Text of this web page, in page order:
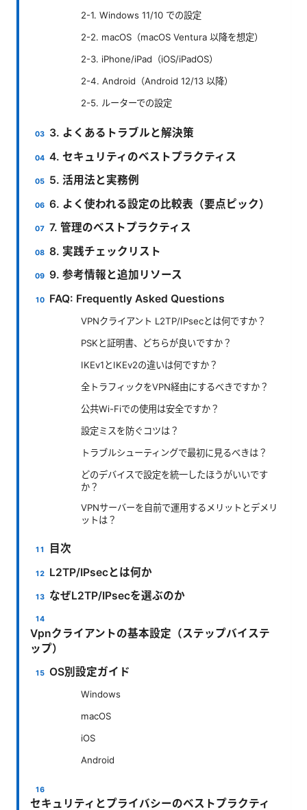
2-1. Windows 11/10 での設定
2-2. macOS（macOS Ventura 以降を想定）
2-3. iPhone/iPad（iOS/iPadOS）
2-4. Android（Android 12/13 以降）
2-5. ルーターでの設定
3. よくあるトラブルと解決策
4. セキュリティのベストプラクティス
5. 活用法と実務例
6. よく使われる設定の比較表（要点ピック）
7. 管理のベストプラクティス
8. 実践チェックリスト
9. 参考情報と追加リソース
FAQ: Frequently Asked Questions
VPNクライアント L2TP/IPsecとは何ですか？
PSKと証明書、どちらが良いですか？
IKEv1とIKEv2の違いは何ですか？
全トラフィックをVPN経由にするべきですか？
公共Wi-Fiでの使用は安全ですか？
設定ミスを防ぐコツは？
トラブルシューティングで最初に見るべきは？
どのデバイスで設定を統一したほうがいいです
か？
VPNサーバーを自前で運用するメリットとデメリ
ットは？
目次
L2TP/IPsecとは何か
なぜL2TP/IPsecを選ぶのか
Vpnクライアントの基本設定（ステップバイステ
ップ）
OS別設定ガイド
Windows
macOS
iOS
Android
セキュリティとプライバシーのベストプラクティ